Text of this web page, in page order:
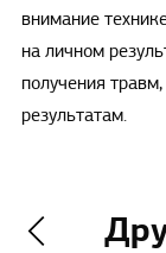
внимание
на личном
получения
результатам.